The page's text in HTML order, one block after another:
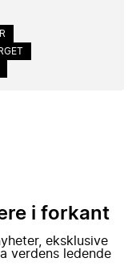
i forkant
eksklusive
verdens ledende